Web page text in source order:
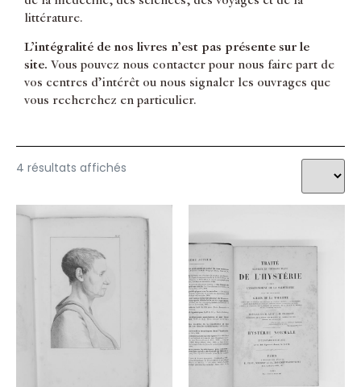
littérature.
L’intégralité de nos livres n’est pas présente sur le
site. Vous pouvez nous contacter pour nous faire part de
vos centres d’intérêt ou nous signaler les ouvrages que
vous recherchez en particulier.
4 résultats affichés